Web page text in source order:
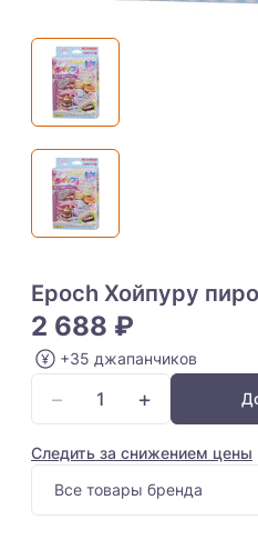
Epoch Хойпуру
2 688 ₽
+35 джапанчиков
− +
Следить за снижением цены
Все товары бренда